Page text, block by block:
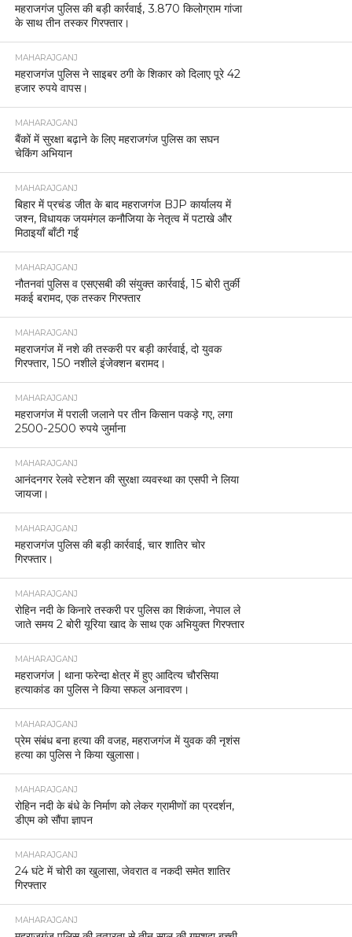
महराजगंज पुलिस की बड़ी कार्रवाई, 3.870 किलोग्राम गांजा
के साथ तीन तस्कर गिरफ्तार।
MAHARAJGANJ
महराजगंज पुलिस ने साइबर ठगी के शिकार को दिलाए पूरे 42
हजार रुपये वापस।
MAHARAJGANJ
बैंकों में सुरक्षा बढ़ाने के लिए महराजगंज पुलिस का सघन
चेकिंग अभियान
MAHARAJGANJ
बिहार में प्रचंड जीत के बाद महराजगंज BJP कार्यालय में
जश्न, विधायक जयमंगल कनौजिया के नेतृत्व में पटाखे और
मिठाइयाँ बाँटी गईं
MAHARAJGANJ
नौतनवां पुलिस व एसएसबी की संयुक्त कार्रवाई, 15 बोरी तुर्की
मकई बरामद, एक तस्कर गिरफ्तार
MAHARAJGANJ
महराजगंज में नशे की तस्करी पर बड़ी कार्रवाई, दो युवक
गिरफ्तार, 150 नशीले इंजेक्शन बरामद।
MAHARAJGANJ
महराजगंज में पराली जलाने पर तीन किसान पकड़े गए, लगा
2500-2500 रुपये जुर्माना
MAHARAJGANJ
आनंदनगर रेलवे स्टेशन की सुरक्षा व्यवस्था का एसपी ने लिया
जायजा।
MAHARAJGANJ
महराजगंज पुलिस की बड़ी कार्रवाई, चार शातिर चोर
गिरफ्तार।
MAHARAJGANJ
रोहिन नदी के किनारे तस्करी पर पुलिस का शिकंजा, नेपाल ले
जाते समय 2 बोरी यूरिया खाद के साथ एक अभियुक्त गिरफ्तार
MAHARAJGANJ
महराजगंज | थाना फरेन्दा क्षेत्र में हुए आदित्य चौरसिया
हत्याकांड का पुलिस ने किया सफल अनावरण।
MAHARAJGANJ
प्रेम संबंध बना हत्या की वजह, महराजगंज में युवक की नृशंस
हत्या का पुलिस ने किया खुलासा।
MAHARAJGANJ
रोहिन नदी के बंधे के निर्माण को लेकर ग्रामीणों का प्रदर्शन,
डीएम को सौंपा ज्ञापन
MAHARAJGANJ
24 घंटे में चोरी का खुलासा, जेवरात व नकदी समेत शातिर
गिरफ्तार
MAHARAJGANJ